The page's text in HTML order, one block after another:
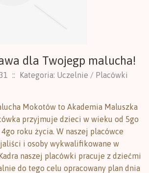
dla Twojegp malucha!
::
Kategoria: Uczelnie / Placówki
Mokotów to Akademia Maluszka
przyjmuje dzieci w wieku od 5go
roku życia. W naszej placówce
i osoby wykwalifikowane w
naszej placówki pracuje z dziećmi
do tego celu opracowany plan dnia